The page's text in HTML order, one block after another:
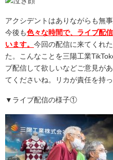
アクシデントはありながらも無
今後も色々な時間で、ライブ配
います。 今回の配信に来てくれ
た。こんなことを三陽工業
ブ配信して欲しいなどご意見が
てくださいね。リカが責任を持
▼ライブ配信の様子①